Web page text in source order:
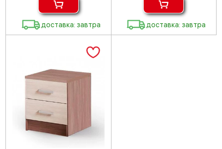
доставка: завтра доставка: завтра